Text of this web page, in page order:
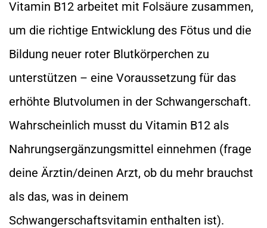
Vitamin B12 arbeitet mit Folsäure zusammen,
um die richtige Entwicklung des Fötus und die
Bildung neuer roter Blutkörperchen zu
unterstützen – eine Voraussetzung für das
erhöhte Blutvolumen in der Schwangerschaft.
Wahrscheinlich musst du Vitamin B12 als
Nahrungsergänzungsmittel einnehmen (frage
deine Ärztin/deinen Arzt, ob du mehr brauchst
als das, was in deinem
Schwangerschaftsvitamin enthalten ist).